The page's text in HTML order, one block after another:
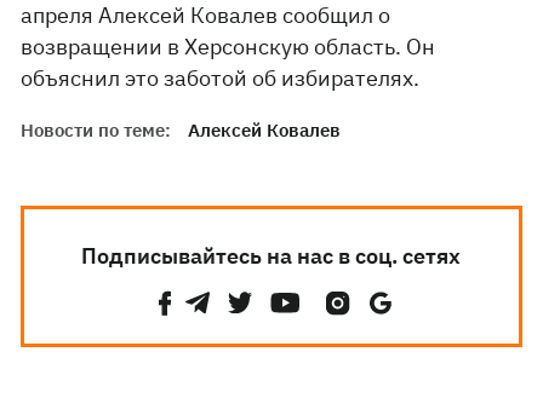
апреля Алексей Ковалев сообщил о
возвращении в Херсонскую область. Он
объяснил это заботой об избирателях.
Новости по теме: Алексей Ковалев
Подписывайтесь на нас в соц. сетях